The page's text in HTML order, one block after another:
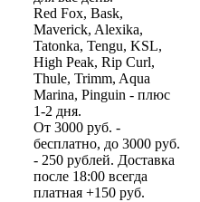
Red Fox, Bask,
Maverick, Alexika,
Tatonka, Tengu, KSL,
High Peak, Rip Curl,
Thule, Trimm, Aqua
Marina, Pinguin - плюс
1-2 дня.
От 3000 руб. -
бесплатно, до 3000 руб.
- 250 рублей. Доставка
после 18:00 всегда
платная +150 руб.